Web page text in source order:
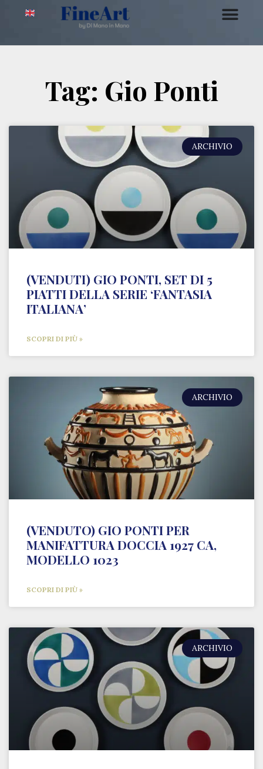
Tag: Gio Ponti
ARCHIVIO
(VENDUTI) GIO PONTI, SET DI 5
PIATTI DELLA SERIE ‘FANTASIA
ITALIANA’
SCOPRI DI PIÙ »
ARCHIVIO
(VENDUTO) GIO PONTI PER
MANIFATTURA DOCCIA 1927 CA,
MODELLO 1023
SCOPRI DI PIÙ »
ARCHIVIO